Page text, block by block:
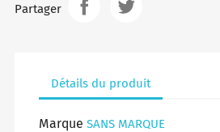
Partager
Détails du produit
Marque SANS MARQUE